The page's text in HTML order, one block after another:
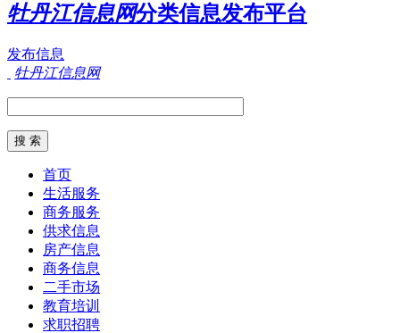
牡丹江信息网分类信息发布平台
发布信息
牡丹江信息网
首页
生活服务
商务服务
供求信息
房产信息
商务信息
二手市场
教育培训
求职招聘